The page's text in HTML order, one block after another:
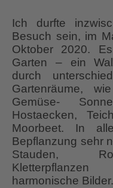
Ich durfte
Besuch sein, im
Oktober 2020.
Garten – ein
durch
Gartenräume,
Gemüse-
Hostaecken,
Moorbeet. In
Bepflanzung sehr
Stauden,
Kletterpflanzen
harmonische Bilder.